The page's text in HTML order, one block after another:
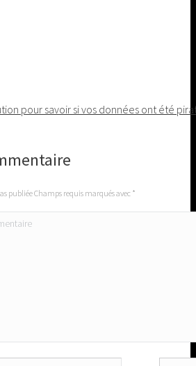
pour savoir si vos données ont été
publiée Champs requis marqués avec *